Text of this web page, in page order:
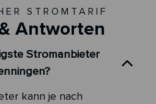
STROMTARIF
Antworten
Stromanbieter
kann je nach